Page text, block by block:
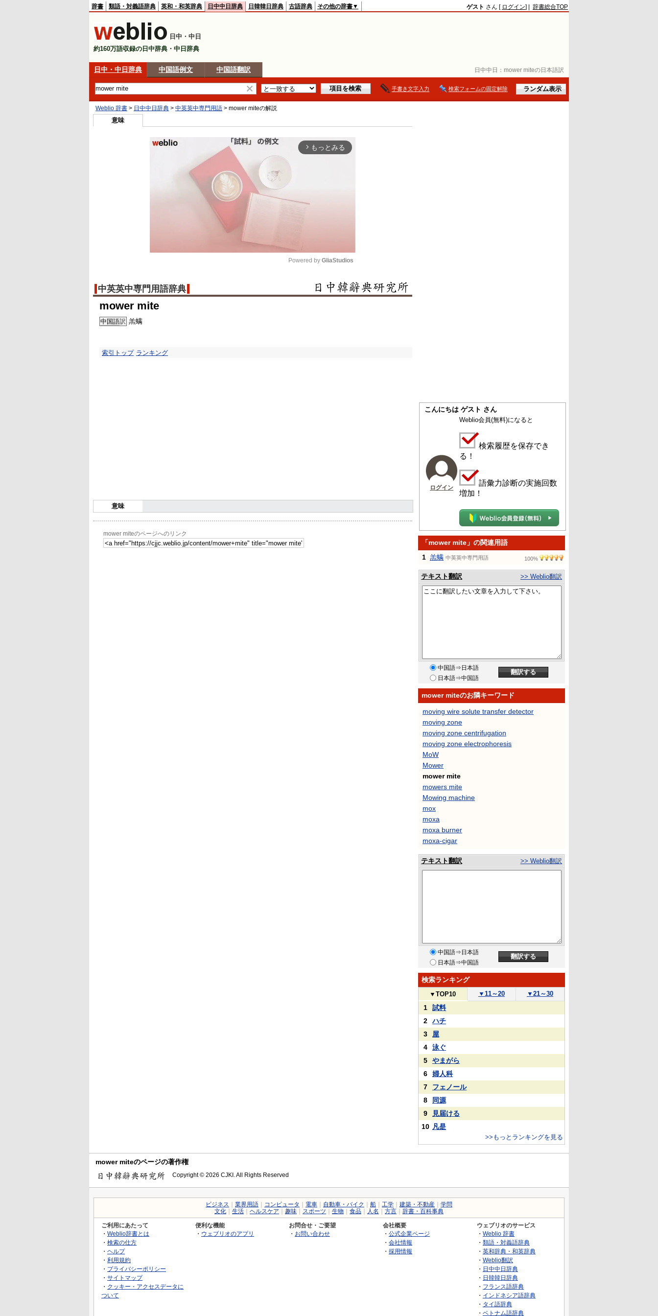
日中中日： mower miteの日本語訳
辞書 類語・対義語辞典 英和・和英辞典 日中中日辞典 日韓韓日辞典 古語辞典 その他の辞書▼ ゲスト さん [ ログイン] | 辞書総合TOP
日中・中日
約160万語収録の日中辞典・中日辞典
日中・中日辞典 中国語例文 中国語翻訳
手書き文字入力 検索フォームの固定解除
Weblio 辞書 > 日中中日辞典 > 中英英中専門用語 > mower miteの解説
意味
arrow_forward_ios もっとみる
Mute
Powered by GliaStudios
中英英中専門用語辞典
mower mite
中国語訳 羔螨
索引トップ ランキング
意味
mower miteのページへのリンク
こんにちは ゲスト さん
ログイン
Weblio会員(無料)になると
検索履歴を保存でき
る！
語彙力診断の実施回数
増加！
「mower mite」の関連用語
1 羔螨 中英英中専門用語 100%
テキスト翻訳 >> Weblio翻訳
中国語⇒日本語
日本語⇒中国語
mower miteのお隣キーワード
moving wire solute transfer detector
moving zone
moving zone centrifugation
moving zone electrophoresis
MoW
Mower
mower mite
mowers mite
Mowing machine
mox
moxa
moxa burner
moxa-cigar
テキスト翻訳 >> Weblio翻訳
中国語⇒日本語
日本語⇒中国語
検索ランキング
▼ TOP10 ▼ 11～20 ▼ 21～30
1
試料
2
ハチ
3
屋
4
泳ぐ
5
やまがら
6
婦人科
7
フェノール
8
同源
9
見届ける
10 凡是
>>もっとランキングを見る
mower miteのページの著作権
Copyright © 2026 CJKI. All Rights Reserved
ビジネス 業界用語 コンピュータ 電車 自動車・バイク 船 工学 建築・不動産
学問
文化
生活 ヘルスケア 趣味 スポーツ 生物 食品 人名 方言 辞書・百科事典
ご利用にあたって
・ Weblio辞書とは
・ 検索の仕方
・ ヘルプ
・ 利用規約
・ プライバシーポリシー
・ サイトマップ
・ クッキー・アクセスデータに
ついて
便利な機能
・ ウェブリオのアプリ
お問合せ・ご要望
・ お問い合わせ
会社概要
・ 公式企業ページ
・ 会社情報
・ 採用情報
ウェブリオのサービス
・ Weblio 辞書
・ 類語・対義語辞典
・ 英和辞典・和英辞典
・ Weblio翻訳
・ 日中中日辞典
・ 日韓韓日辞典
・ フランス語辞典
・ インドネシア語辞典
・ タイ語辞典
・ ベトナム語辞典